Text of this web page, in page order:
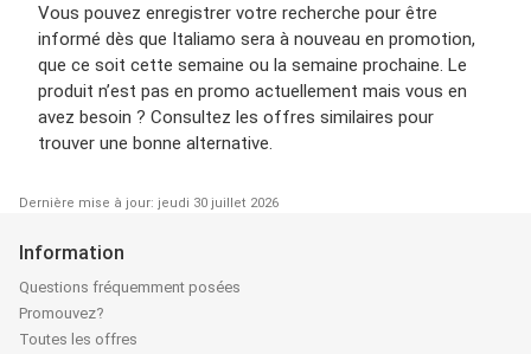
Vous pouvez enregistrer votre recherche pour être
informé dès que Italiamo sera à nouveau en promotion,
que ce soit cette semaine ou la semaine prochaine. Le
produit n’est pas en promo actuellement mais vous en
avez besoin ? Consultez les offres similaires pour
trouver une bonne alternative.
Dernière mise à jour: jeudi 30 juillet 2026
Information
Questions fréquemment posées
Promouvez?
Toutes les offres